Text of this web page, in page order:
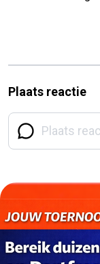
Plaats reactie